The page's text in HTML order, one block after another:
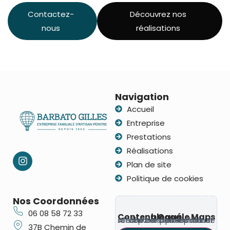
Contactez-
nous
Découvrez nos
réalisations
Navigation
Accueil
Entreprise
Prestations
Réalisations
Plan de site
Politique de cookies
Nos Coordonnées
06 08 58 72 33
37B Chemin de
Contenu Google Maps bloqué
Ce contenu provient d’un service tiers susceptible de déposer des cookies. Affichez-le pour continuer.